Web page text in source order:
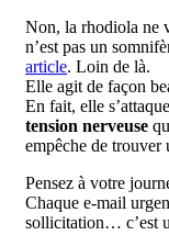
Non, la rhodiola ne
n’est pas un
article. Loin de là.
Elle agit de façon
En fait, elle
tension nerveuse
empêche de trouver
Pensez à votre
Chaque e-mail
sollicitation… c’est